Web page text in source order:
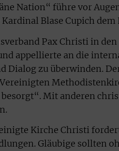
Nation“ führe vor
Blase Cupich dem
Pax Christi in
appellierte an die
Dialog zu überwinden.
Mit anderen
Kirche Christi
Gläubige sollten